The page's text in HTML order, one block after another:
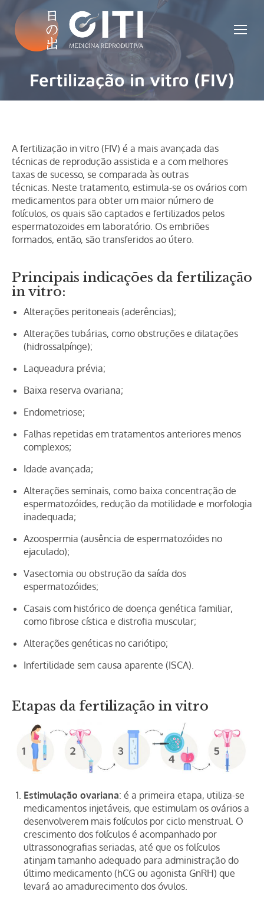
Fertilização in vitro (FIV)
Você está aqui:
A fertilização in vitro (FIV) é a mais avançada das
técnicas de reprodução assistida e a com melhores
taxas de sucesso, se comparada às outras
técnicas. Neste tratamento, estimula-se os ovários com
medicamentos para obter um maior número de
folículos, os quais são captados e fertilizados pelos
espermatozoides em laboratório. Os embriões
formados, então, são transferidos ao útero.
Principais indicações da fertilização
in vitro:
Alterações peritoneais (aderências);
Alterações tubárias, como obstruções e dilatações
(hidrossalpínge);
Laqueadura prévia;
Baixa reserva ovariana;
Endometriose;
Falhas repetidas em tratamentos anteriores menos
complexos;
Idade avançada;
Alterações seminais, como baixa concentração de
espermatozóides, redução da motilidade e morfologia
inadequada;
Azoospermia (ausência de espermatozóides no
ejaculado);
Vasectomia ou obstrução da saída dos
espermatozóides;
Casais com histórico de doença genética familiar,
como fibrose cística e distrofia muscular;
Alterações genéticas no cariótipo;
Infertilidade sem causa aparente (ISCA).
Etapas da fertilização in vitro
Estimulação ovariana: é a primeira etapa, utiliza-se
medicamentos injetáveis, que estimulam os ovários a
desenvolverem mais folículos por ciclo menstrual. O
crescimento dos folículos é acompanhado por
ultrassonografias seriadas, até que os folículos
atinjam tamanho adequado para administração do
último medicamento (hCG ou agonista GnRH) que
levará ao amadurecimento dos óvulos.